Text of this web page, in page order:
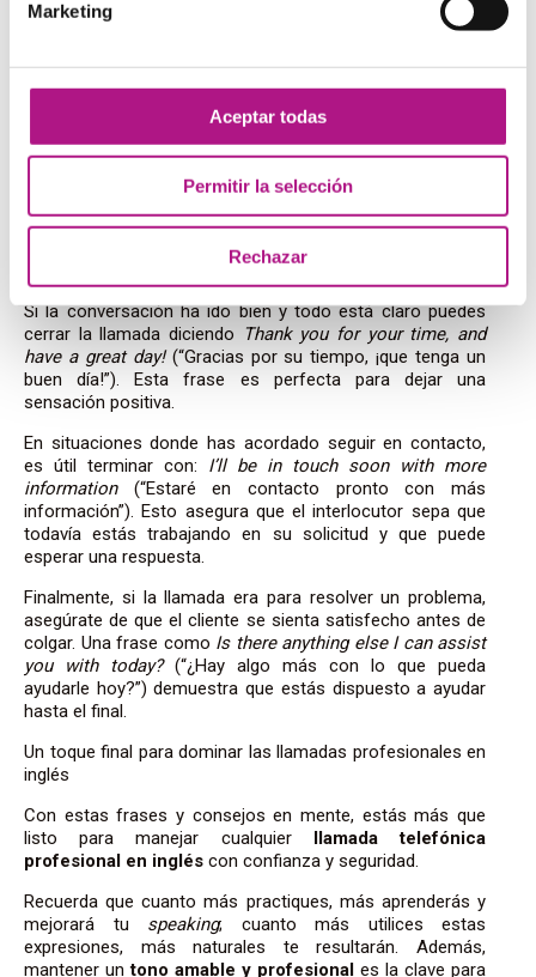
Marketing
Aceptar todas
Permitir la selección
Rechazar
4. Cerrando la llamada:
terminando con una buena
impresión
Cómo cierras una llamada telefónica en ingléses tan
importante como cómo la inicias. Una despedida cortés y
profesional puede dejar una impresión positiva duradera.
Si la conversación ha ido bien y todo está claro puedes
cerrar la llamada diciendo Thank you for your time, and
have a great day! (“Gracias por su tiempo, ¡que tenga un
buen día!”). Esta frase es perfecta para dejar una
sensación positiva.
En situaciones donde has acordado seguir en contacto,
es útil terminar con: I’ll be in touch soon with more
information(“Estaré en contacto pronto con más
información”). Esto asegura que el interlocutor sepa que
todavía estás trabajando en su solicitud y que puede
esperar una respuesta.
Finalmente, si la llamada era para resolver un problema,
asegúrate de que el cliente se sienta satisfecho antes de
colgar. Una frase como Is there anything else I can assist
you with today?(“¿Hay algo más con lo que pueda
ayudarle hoy?”) demuestra que estás dispuesto a ayudar
hasta el final.
Un toque final para dominar las llamadas profesionales en
inglés
Con estas frases y consejos en mente, estás más que
listo para manejar cualquier llamada telefónica
profesional en inglés con confianza y seguridad.
Recuerda que cuanto más practiques, más aprenderás y
mejorará tu speaking; cuanto más utilices estas
expresiones, más naturales te resultarán. Además,
mantener untono amable y profesional es la clave para